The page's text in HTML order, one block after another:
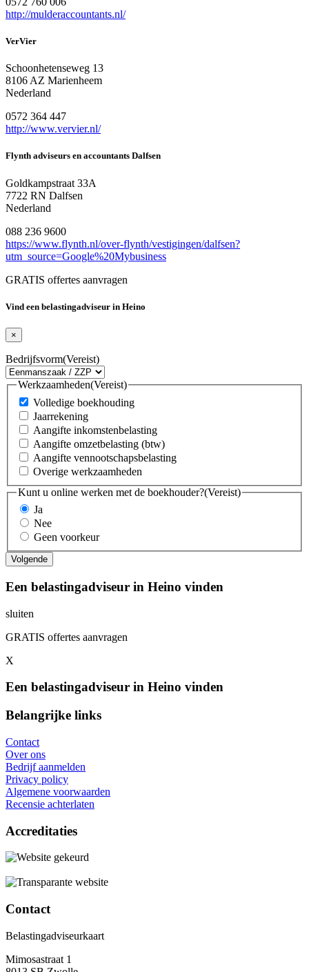
http://mulderaccountants.nl/
VerVier
Schoonhetenseweg 13
8106 AZ Marienheem
Nederland
0572 364 447
http://www.vervier.nl/
Flynth adviseurs en accountants Dalfsen
Goldkampstraat 33A
7722 RN Dalfsen
Nederland
088 236 9600
https://www.flynth.nl/over-flynth/vestigingen/dalfsen?
utm_source=Google%20Mybusiness
GRATIS offertes aanvragen
Vind een belastingadviseur in Heino
×
Bedrijfsvorm(Vereist)
Werkzaamheden(Vereist)
Volledige boekhouding
Jaarrekening
Aangifte inkomstenbelasting
Aangifte omzetbelasting (btw)
Aangifte vennootschapsbelasting
Overige werkzaamheden
Kunt u online werken met de boekhouder?(Vereist)
Ja
Nee
Geen voorkeur
Een belastingadviseur in Heino vinden
sluiten
GRATIS offertes aanvragen
X
Een belastingadviseur in Heino vinden
Belangrijke links
Contact
Over ons
Bedrijf aanmelden
Privacy policy
Algemene voorwaarden
Recensie achterlaten
Accreditaties
Contact
Belastingadviseurkaart
Mimosastraat 1